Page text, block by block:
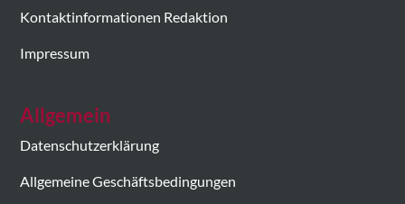
Kontaktinformationen Redaktion
Impressum
Allgemein
Datenschutzerklärung
Allgemeine Geschäftsbedingungen